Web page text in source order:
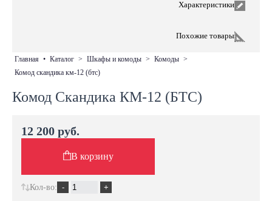
Характеристики
Похожие товары
главная • каталог > шкафы и комоды > комоды >
комод скандика км-12 (бтс)
Комод Скандика КМ-12 (БТС)
12 200 руб.
В корзину
Кол-во: